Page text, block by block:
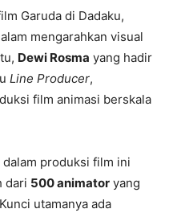
Garuda di Dadaku,
mengarahkan visual
Dewi Rosma yang hadir
Line Producer,
film animasi berskala
produksi film ini
dari 500 animator yang
utamanya ada